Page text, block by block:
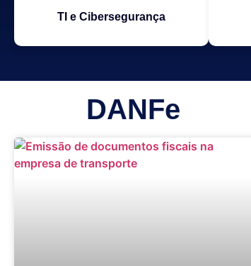
TI e Cibersegurança
DANFe